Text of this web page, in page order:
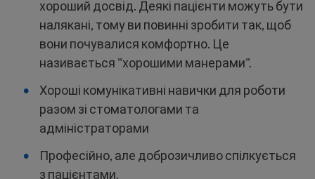
хороший досвід. Деякі пацієнти можуть бути
налякані, тому ви повинні зробити так, щоб
вони почувалися комфортно. Це
називається "хорошими манерами".
Хороші комунікативні навички для роботи
разом зі стоматологами та
адміністраторами
Професійно, але доброзичливо спілкується
з пацієнтами.